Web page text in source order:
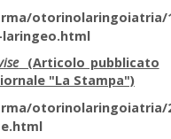
otorinolaringoiatria/
(Articolo pubblicato
"La Stampa")
otorinolaringoiatria/